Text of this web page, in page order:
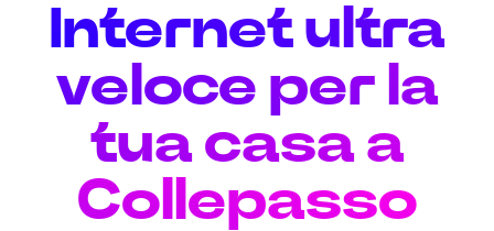
Internet ultra
veloce per la
tua casa a
Collepasso